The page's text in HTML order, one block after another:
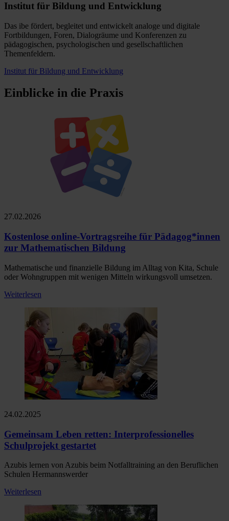
Institut für Bildung und Entwicklung
Das ibe fördert, begleitet und entwickelt analoge und digitale
Fortbildungen, Foren, Dialogräume und Konferenzen zu
pädagogischen, psychologischen und gesellschaftlichen
Themenfeldern.
Institut für Bildung und Entwicklung
Einblicke in die Praxis
27.02.2026
Kostenlose online-Vortragsreihe für Pädagog*innen
zur Mathematischen Bildung
Mathematische und finanzielle Bildung im Alltag von Kita, Schule
oder Wohngruppen mit wenigen Mitteln wirkungsvoll umsetzen.
Weiterlesen
24.02.2025
Gemeinsam Leben retten: Interprofessionelles
Schulprojekt gestartet
Azubis lernen von Azubis beim Notfalltraining an den Beruflichen
Schulen Hermannswerder
Weiterlesen